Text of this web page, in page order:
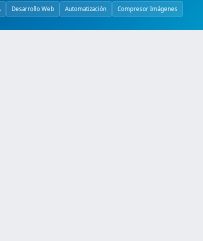
Desarrollo Web Automatización Compresor Imágenes